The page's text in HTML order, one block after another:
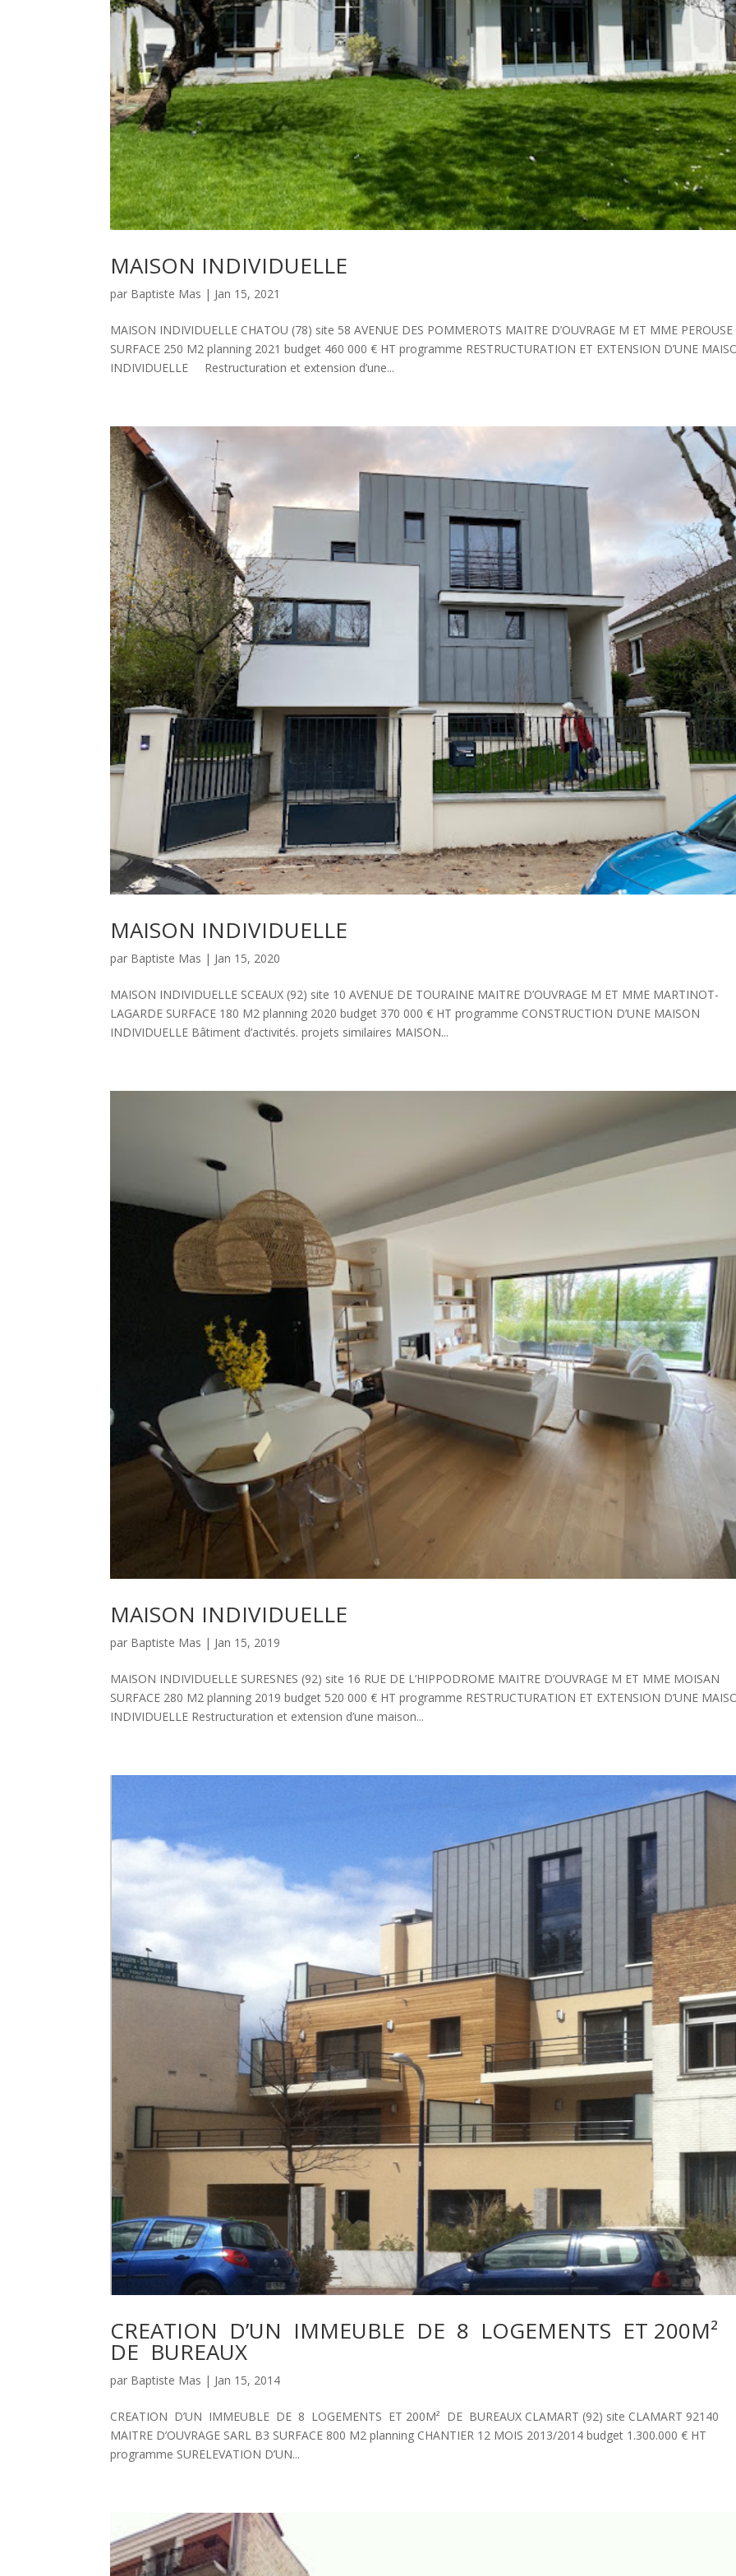
MAISON INDIVIDUELLE
par Baptiste Mas | Jan 15, 2021
MAISON INDIVIDUELLE CHATOU (78) site 58 AVENUE DES POMMEROTS MAITRE D’OUVRAGE M ET MME PEROUSE
SURFACE 250 M2 planning 2021 budget 460 000 € HT programme RESTRUCTURATION ET EXTENSION D’UNE
INDIVIDUELLE Restructuration et extension d’une...
MAISON INDIVIDUELLE
par Baptiste Mas | Jan 15, 2020
MAISON INDIVIDUELLE SCEAUX (92) site 10 AVENUE DE TOURAINE MAITRE D’OUVRAGE M ET MME MARTINOT-
LAGARDE SURFACE 180 M2 planning 2020 budget 370 000 € HT programme CONSTRUCTION D’UNE MAISON
INDIVIDUELLE Bâtiment d’activités. projets similaires MAISON...
MAISON INDIVIDUELLE
par Baptiste Mas | Jan 15, 2019
MAISON INDIVIDUELLE SURESNES (92) site 16 RUE DE L’HIPPODROME MAITRE D’OUVRAGE M ET MME MOISAN
SURFACE 280 M2 planning 2019 budget 520 000 € HT programme RESTRUCTURATION ET EXTENSION D’UNE
INDIVIDUELLE Restructuration et extension d’une maison...
CREATION D’UN IMMEUBLE DE 8 LOGEMENTS ET 200M²
DE BUREAUX
par Baptiste Mas | Jan 15, 2014
CREATION D’UN IMMEUBLE DE 8 LOGEMENTS ET 200M² DE BUREAUX CLAMART (92) site CLAMART 92140
MAITRE D’OUVRAGE SARL B3 SURFACE 800 M2 planning CHANTIER 12 MOIS 2013/2014 budget 1.300.000 € HT
programme SURELEVATION D’UN...